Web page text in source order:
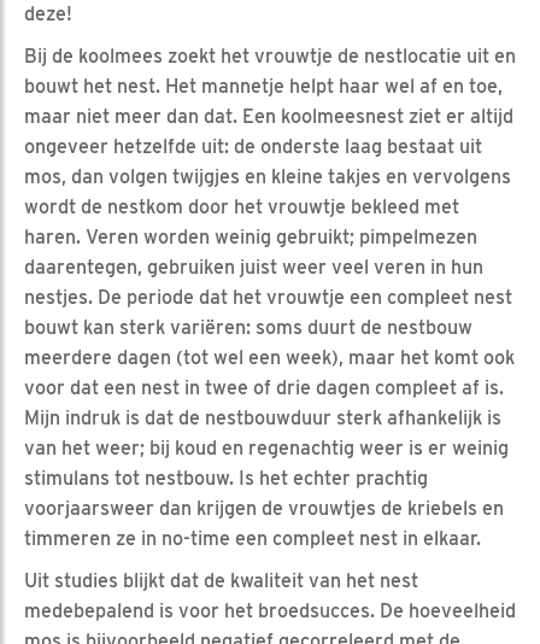
deze!
Bij de koolmees zoekt het vrouwtje de nestlocatie uit en
bouwt het nest. Het mannetje helpt haar wel af en toe,
maar niet meer dan dat. Een koolmeesnest ziet er altijd
ongeveer hetzelfde uit: de onderste laag bestaat uit
mos, dan volgen twijgjes en kleine takjes en vervolgens
wordt de nestkom door het vrouwtje bekleed met
haren. Veren worden weinig gebruikt; pimpelmezen
daarentegen, gebruiken juist weer veel veren in hun
nestjes. De periode dat het vrouwtje een compleet nest
bouwt kan sterk variëren: soms duurt de nestbouw
meerdere dagen (tot wel een week), maar het komt ook
voor dat een nest in twee of drie dagen compleet af is.
Mijn indruk is dat de nestbouwduur sterk afhankelijk is
van het weer; bij koud en regenachtig weer is er weinig
stimulans tot nestbouw. Is het echter prachtig
voorjaarsweer dan krijgen de vrouwtjes de kriebels en
timmeren ze in no-time een compleet nest in elkaar.
Uit studies blijkt dat de kwaliteit van het nest
medebepalend is voor het broedsucces. De hoeveelheid